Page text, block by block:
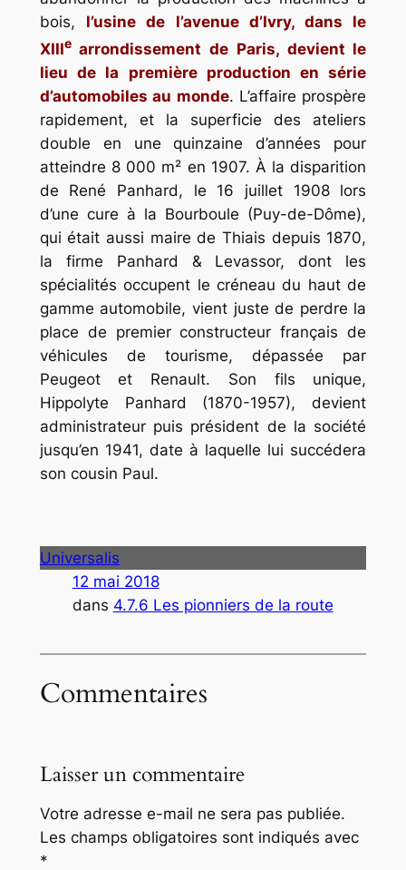
bois, l’usine de l’avenue d’Ivry, dans le
XIIIearrondissement de Paris, devient le
lieu de la première production en série
d’automobiles au monde. L’affaire prospère
rapidement, et la superficie des ateliers
double en une quinzaine d’années pour
atteindre 8 000 m² en 1907. À la disparition
de René Panhard, le 16 juillet 1908 lors
d’une cure à la Bourboule (Puy-de-Dôme),
qui était aussi maire de Thiais depuis 1870,
la firme Panhard & Levassor, dont les
spécialités occupent le créneau du haut de
gamme automobile, vient juste de perdre la
place de premier constructeur français de
véhicules de tourisme, dépassée par
Peugeot et Renault. Son fils unique,
Hippolyte Panhard (1870-1957), devient
administrateur puis président de la société
jusqu’en 1941, date à laquelle lui succédera
son cousin Paul.
Universalis
12 mai 2018
dans 4.7.6 Les pionniers de la route
Commentaires
Laisser un commentaire
Votre adresse e-mail ne sera pas publiée.
Les champs obligatoires sont indiqués avec
*